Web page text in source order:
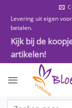
naar
inhoud
Levering uit eigen
betalen.
Kijk bij de
artikelen!
Zoeken